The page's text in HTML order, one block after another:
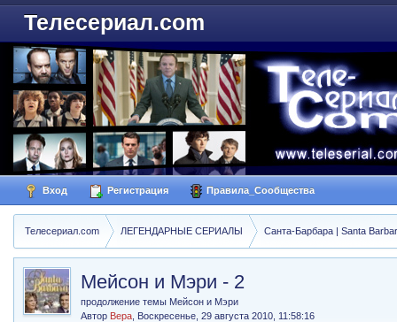
Телесериал.com
Вход Регистрация Правила_Сообщества
Телесериал.com ЛЕГЕНДАРНЫЕ СЕРИАЛЫ Санта-Барбара | Santa
Мейсон и Мэри - 2
продолжение темы Мейсон и Мэри
Автор Вера Воскресенье, 29 августа 2010, 11:58:16